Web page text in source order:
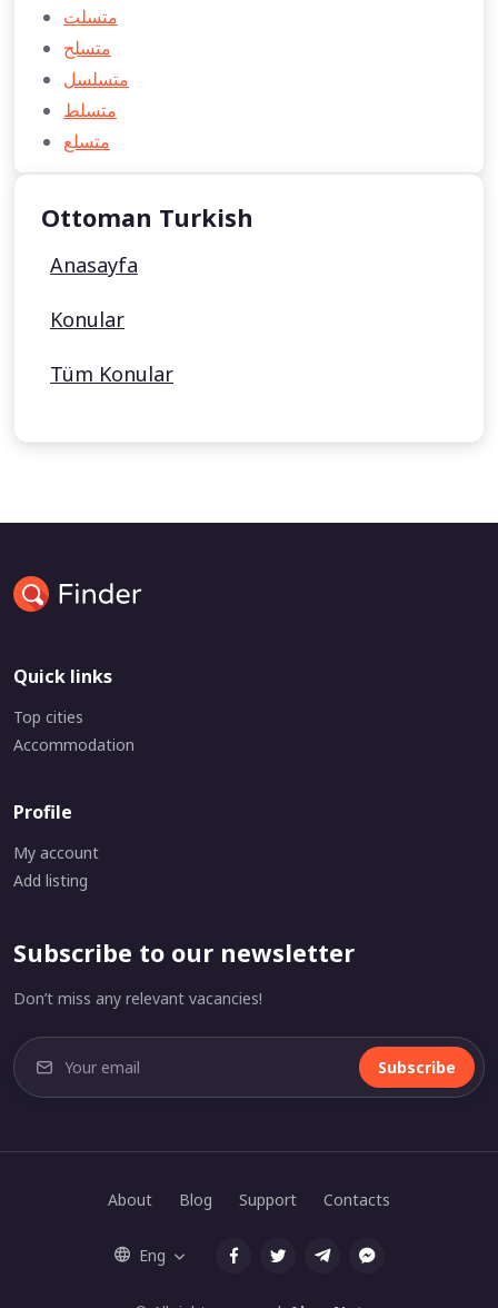
متسلت
متسلح
متسلسل
متسلط
متسلع
Ottoman Turkish
Anasayfa
Konular
Tüm Konular
Quick links
Top cities
Accommodation
Profile
My account
Add listing
Subscribe to our newsletter
Don’t miss any relevant vacancies!
Subscribe
About Blog Support Contacts
Eng